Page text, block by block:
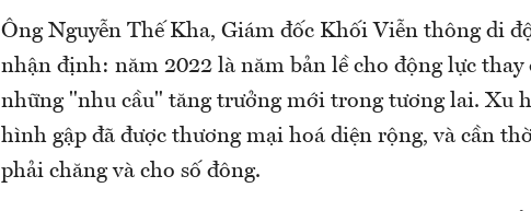
Ông Nguyễn Thế Kha, Giám đốc Khối Viễn thông di
nhận định: năm 2022 là năm bản lề cho động lực thay
những "nhu cầu" tăng trưởng mới trong tương lai. Xu
hình gập đã được thương mại hoá diện rộng, và cần
phải chăng và cho số đông.